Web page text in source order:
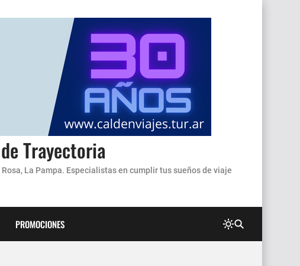
Trayectoria
La Pampa. Especialistas en cumplir tus sueños de viaje
PROMOCIONES